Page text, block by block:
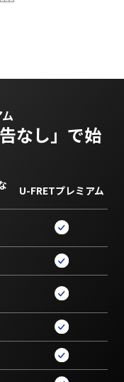
告なし」で始
U-FRETプレミアム